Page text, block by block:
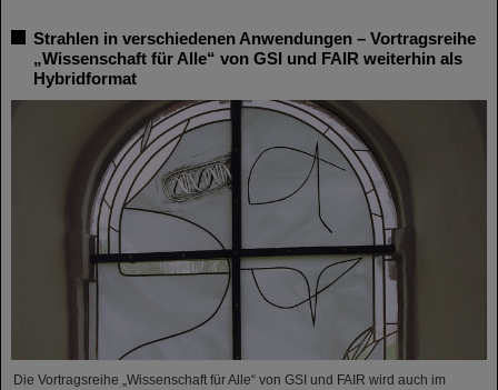
Strahlen in verschiedenen Anwendungen – Vortragsreihe
„Wissenschaft für Alle“ von GSI und FAIR weiterhin als
Hybridformat
Die Vortragsreihe „Wissenschaft für Alle“ von GSI und FAIR wird auch im